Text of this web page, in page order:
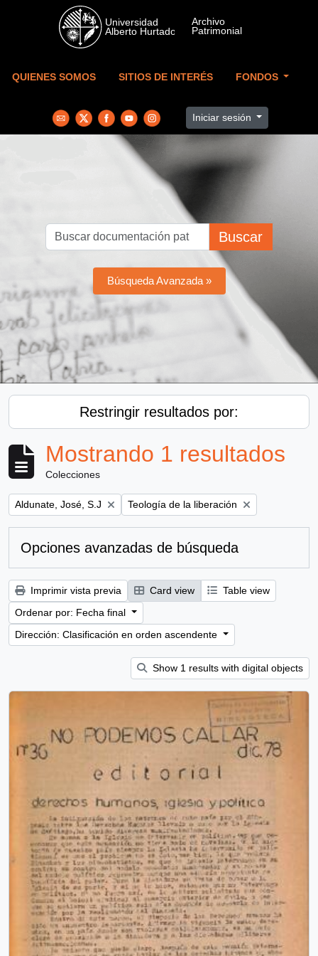
Skip to main content
QUIENES SOMOS SITIOS DE INTERÉS FONDOS
Iniciar sesión
Buscar
Búsqueda Avanzada »
Restringir resultados por:
Mostrando 1 resultados
Colecciones
Remove filter:
Aldunate, José, S.J Remove filter:
Teología de la liberación
Opciones avanzadas de búsqueda
Imprimir vista previa Card view
Table view
Ordenar por: Fecha final
Dirección: Clasificación en orden ascendente
Show 1 results with digital objects